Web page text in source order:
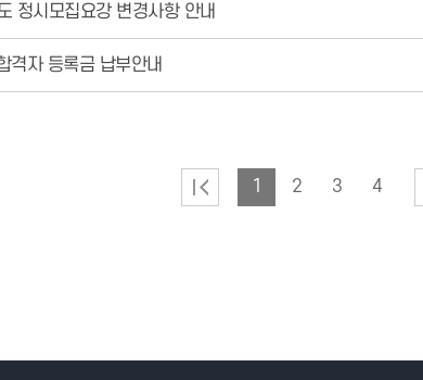
정시모집요강 변경사항 안내
격자 등록금 납부안내
1 2 3 4